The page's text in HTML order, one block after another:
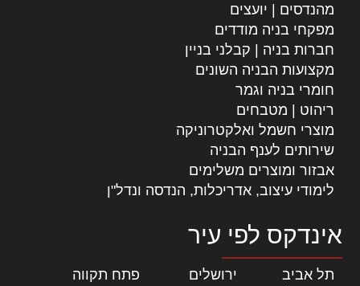
מהנדסים | יועצים
מפקחי בניה מודדים
חברות בניה | קבלני בניין
מקצועות הבניה השונים
חומרי בניה וגמר
ריהוט | מטבחים
מוצרי חשמל ואלקטרוניקה
שירותים לענף הבניה
אבזור ומוצרים משלימים
לימודי עיצוב, אדריכלות, הנדסה ונדל"ן
אינדקס לפי עיר
תל אביב ירושלים פתח תקווה